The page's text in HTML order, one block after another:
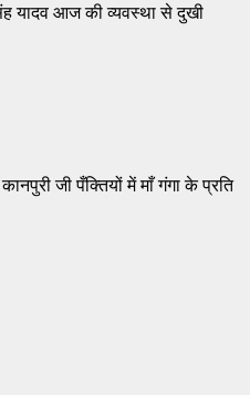
यादव आज की व्यवस्था से दुखी
जी पँक्तियों में माँ गंगा के प्रति